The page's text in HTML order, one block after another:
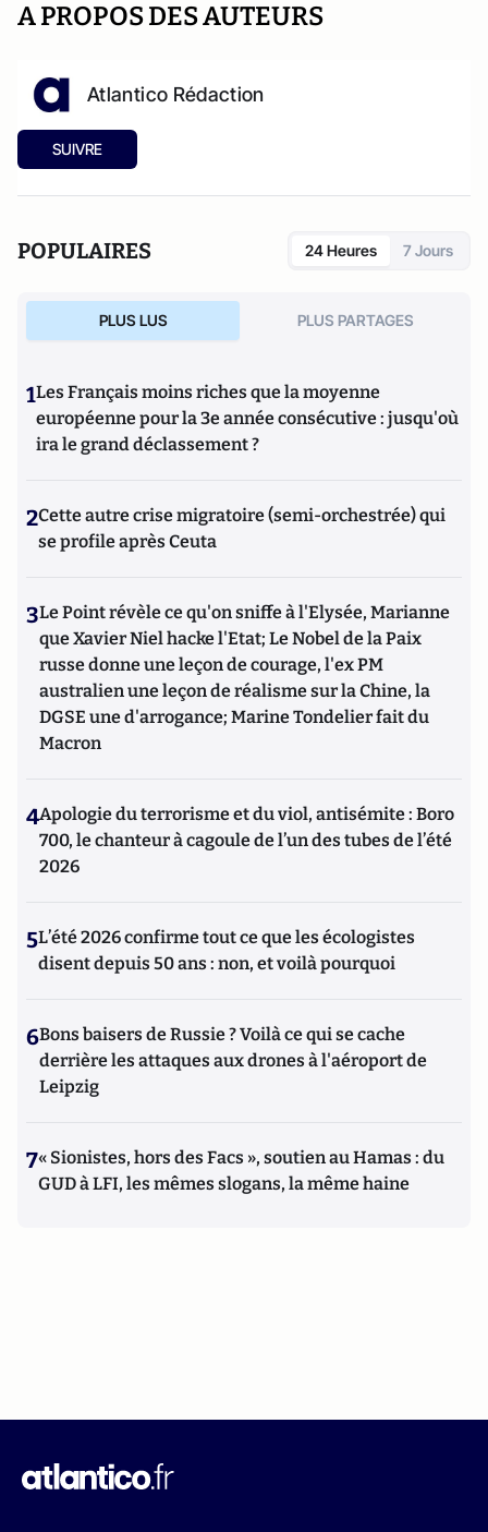
A PROPOS DES AUTEURS
Atlantico Rédaction
SUIVRE
POPULAIRES 24 Heures 7 Jours
PLUS LUS PLUS PARTAGES
1Les Français moins riches que la moyenne
européenne pour la 3e année consécutive : jusqu'où
ira le grand déclassement ?
2Cette autre crise migratoire (semi-orchestrée) qui
se profile après Ceuta
3Le Point révèle ce qu'on sniffe à l'Elysée, Marianne
que Xavier Niel hacke l'Etat; Le Nobel de la Paix
russe donne une leçon de courage, l'ex PM
australien une leçon de réalisme sur la Chine, la
DGSE une d'arrogance; Marine Tondelier fait du
Macron
4Apologie du terrorisme et du viol, antisémite : Boro
700, le chanteur à cagoule de l’un des tubes de l’été
2026
5L’été 2026 confirme tout ce que les écologistes
disent depuis 50 ans : non, et voilà pourquoi
6Bons baisers de Russie ? Voilà ce qui se cache
derrière les attaques aux drones à l'aéroport de
Leipzig
7« Sionistes, hors des Facs », soutien au Hamas : du
GUD à LFI, les mêmes slogans, la même haine